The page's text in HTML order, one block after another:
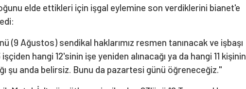
elde ettikleri için işgal eylemine son verdiklerini bianet'e
(9 Ağustos) sendikal haklarımız resmen tanınacak ve işbaşı
hangi 12'sinin işe yeniden alınacağı ya da hangi 11 kişinin
şu anda belirsiz. Bunu da pazartesi günü öğreneceğiz."